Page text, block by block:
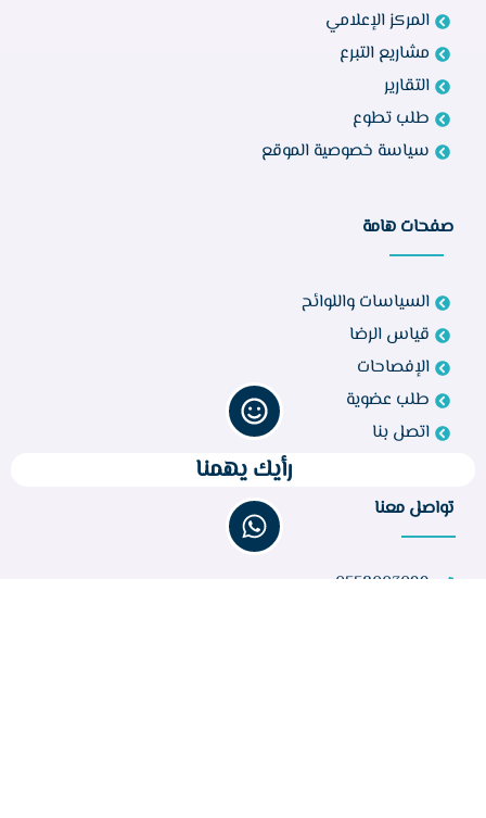
المركز الإعلامي
مشاريع التبرع
التقارير
طلب تطوع
سياسة خصوصية الموقع
صفحات هامة
السياسات واللوائح
قياس الرضا
الإفصاحات
طلب عضوية
اتصل بنا
تواصل معنا
0558003099
رأيك يهمنا